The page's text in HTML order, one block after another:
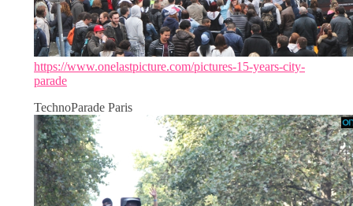
https://www.onelastpicture.com/pictures-15-years-city-
parade
TechnoParade Paris